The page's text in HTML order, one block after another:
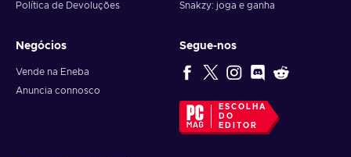
Política de Devoluções
Snakzy: joga e ganha
Negócios
Vende na Eneba
Anuncia connosco
Segue-nos
ESCOLHA
DO
EDITOR